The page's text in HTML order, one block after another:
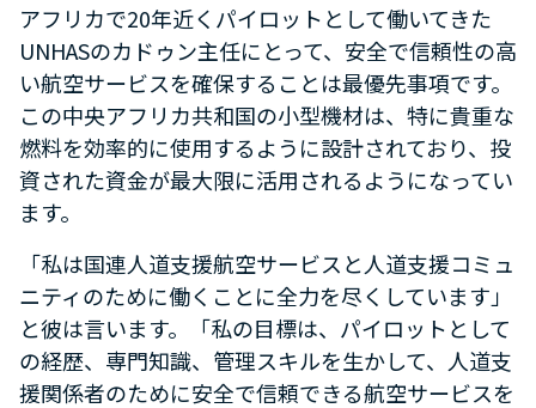
アフリカで20年近くパイロットとして働いてきた
UNHASのカドゥン主任にとって、安全で信頼性の高
い航空サービスを確保することは最優先事項です。
この中央アフリカ共和国の小型機材は、特に貴重な
燃料を効率的に使用するように設計されており、投
資された資金が最大限に活用されるようになってい
ます。
「私は国連人道支援航空サービスと人道支援コミュ
ニティのために働くことに全力を尽くしています」
と彼は言います。「私の目標は、パイロットとして
の経歴、専門知識、管理スキルを生かして、人道支
援関係者のために安全で信頼できる航空サービスを